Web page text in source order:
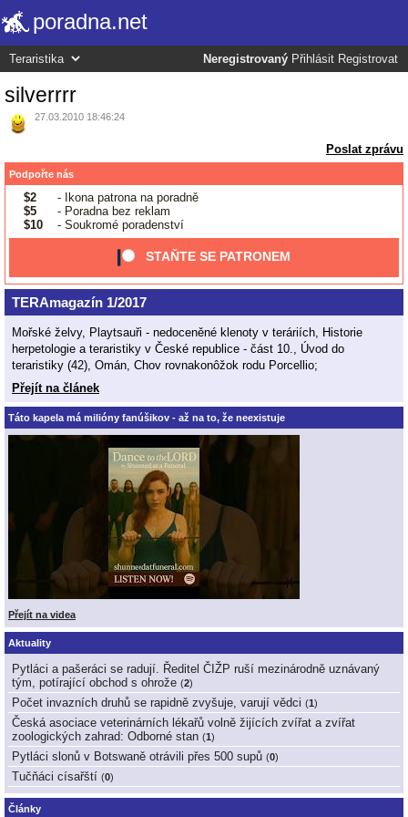
poradna.net
Neregistrovaný Přihlásit Registrovat
silverrrr
27.03.2010 18:46:24
Poslat zprávu
Podpořte nás
$2
- Ikona patrona na poradně
$5
- Poradna bez reklam
$10
- Soukromé poradenství
STAŇTE SE PATRONEM
TERAmagazín 1/2017
Mořské želvy, Playtsauři - nedoceněné klenoty v teráriích, Historie
herpetologie a teraristiky v České republice - část 10., Úvod do
teraristiky (42), Omán, Chov rovnakonôžok rodu Porcellio;
Přejít na článek
Táto kapela má milióny fanúšikov - až na to, že neexistuje
Přejít na videa
Aktuality
Pytláci a pašeráci se radují. Ředitel ČIŽP ruší mezinárodně uznávaný
tým, potírající obchod s ohrože (2)
Počet invazních druhů se rapidně zvyšuje, varují vědci (1)
Česká asociace veterinárních lékařů volně žijících zvířat a zvířat
zoologických zahrad: Odborné stan (1)
Pytláci slonů v Botswaně otrávili přes 500 supů (0)
Tučňáci císařští (0)
Články